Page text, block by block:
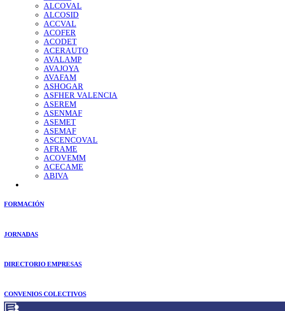
ALCOVAL
ALCOSID
ACCVAL
ACOFER
ACODET
ACERAUTO
AVALAMP
AVAJOYA
AVAFAM
ASHOGAR
ASFHER VALENCIA
ASEREM
ASENMAF
ASEMET
ASEMAF
ASCENCOVAL
AFRAME
ACOVEMM
ACECAME
ABIVA
FORMACIÓN
JORNADAS
DIRECTORIO EMPRESAS
CONVENIOS COLECTIVOS